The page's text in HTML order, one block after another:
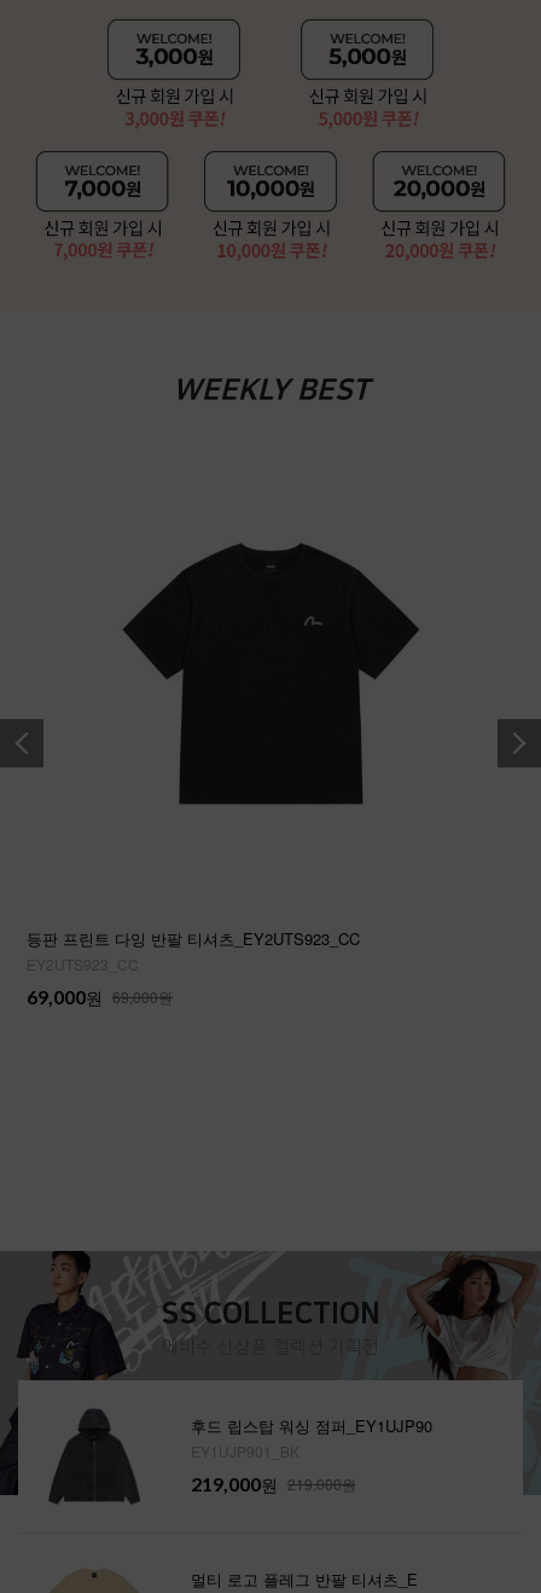
WEEKLY BEST
등판 프린트 다잉 반팔 티셔츠_EY2UTS923_CC
EY2UTS923_CC
69,000원 69,000원
SS COLLECTION
에비수 신상품 컬렉션 기획전
후드 립스탑 워싱 점퍼_EY1UJP90
EY1UJP901_BK
219,000원 219,000원
멀티 로고 플레그 반팔 티셔츠_E